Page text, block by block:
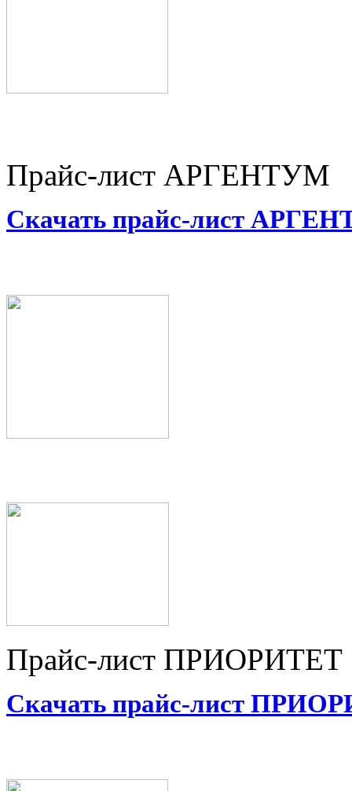
Прайс-лист АРГЕНТУМ
Скачать прайс-лист
Прайс-лист ПРИОРИТЕТ
Скачать прайс-лист